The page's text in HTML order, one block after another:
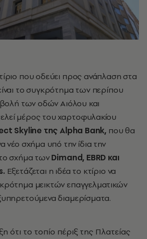
που οδεύει προς ανάπλαση στα
το συγκρότημα των περίπου
των οδών Αιόλου και
μέρος του χαρτοφυλακίου
Skyline της Alpha Bank, που θα
νέο σχήμα υπό την ίδια την
σχήμα τωνDimand, EBRD και
Εξετάζεται η ιδέα το κτίριο να
μεικτών επαγγελματικών
διαμερίσματα.
ότι το τοπίο πέριξ της Πλατείας